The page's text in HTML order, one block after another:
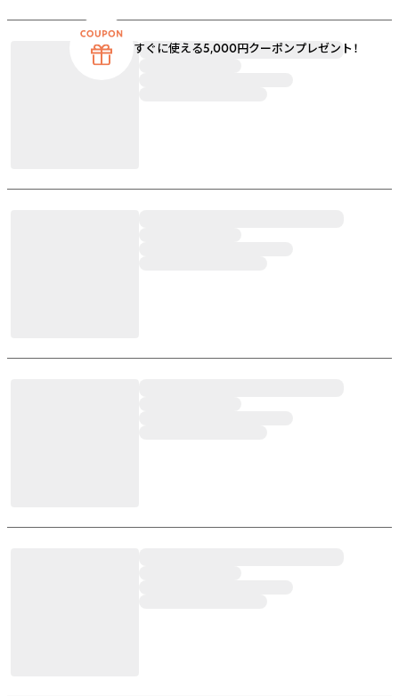
すぐに使える5,000円クーポンプレゼント！